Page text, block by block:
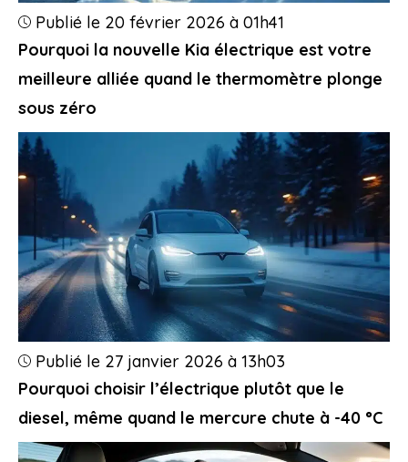
Pourquoi la nouvelle Kia électrique est votre
meilleure alliée quand le thermomètre plonge
sous zéro
Publié le 20 février 2026 à 01h41
Pourquoi choisir l’électrique plutôt que le
diesel, même quand le mercure chute à -40 °C
Publié le 27 janvier 2026 à 13h03